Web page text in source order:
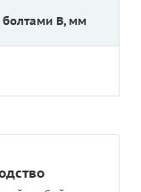
B, мм